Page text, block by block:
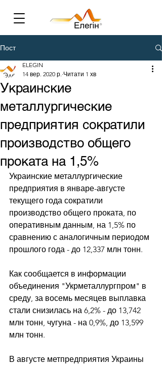
Пост
Украинские
металлургические
предприятия сократили
производство общего
проката на 1,5%
ELEGIN
14 вер. 2020 р. Читати 1 хв
Украинские металлургические
предприятия в январе-августе
текущего года сократили
производство общего проката, по
оперативным данным, на 1,5% по
сравнению с аналогичным периодом
прошлого года - до 12,337 млн тонн.
Как сообщается в информации
объединения "Укрметаллургпром" в
среду, за восемь месяцев выплавка
стали снизилась на 6,2% - до 13,742
млн тонн, чугуна - на 0,9%, до 13,599
млн тонн.
В августе метпредприятия Украины